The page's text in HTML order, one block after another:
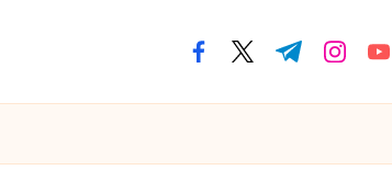
facebook.com
twitter.com
t.me